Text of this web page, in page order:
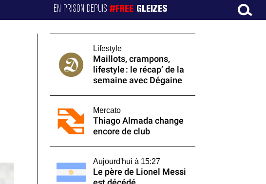
EN PRISON DEPUIS#FREE GLEIZES
Lifestyle
Maillots, crampons,
lifestyle : le récap’ de la
semaine avec Dégaine
Mercato
Thiago Almada change
encore de club
Aujourd'hui à 15:27
Le père de Lionel Messi